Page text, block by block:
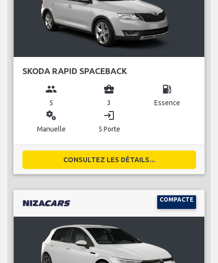
SKODA RAPID SPACEBACK
group
5
business_center
3
local_gas_station
Essence
miscellaneous_services
Manuelle
login
5 Porte
CONSULTEZ LES DÉTAILS...
COMPACTE